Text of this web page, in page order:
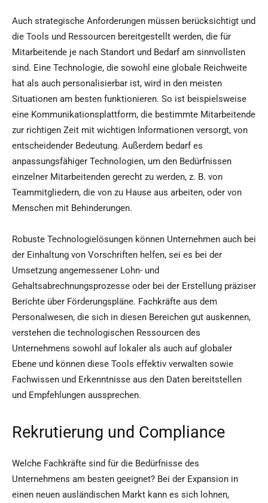
Auch strategische Anforderungen müssen berücksichtigt und
die Tools und Ressourcen bereitgestellt werden, die für
Mitarbeitende je nach Standort und Bedarf am sinnvollsten
sind. Eine Technologie, die sowohl eine globale Reichweite
hat als auch personalisierbar ist, wird in den meisten
Situationen am besten funktionieren. So ist beispielsweise
eine Kommunikationsplattform, die bestimmte Mitarbeitende
zur richtigen Zeit mit wichtigen Informationen versorgt, von
entscheidender Bedeutung. Außerdem bedarf es
anpassungsfähiger Technologien, um den Bedürfnissen
einzelner Mitarbeitenden gerecht zu werden, z. B. von
Teammitgliedern, die von zu Hause aus arbeiten, oder von
Menschen mit Behinderungen.
Robuste Technologielösungen können Unternehmen auch bei
der Einhaltung von Vorschriften helfen, sei es bei der
Umsetzung angemessener Lohn- und
Gehaltsabrechnungsprozesse oder bei der Erstellung präziser
Berichte über Förderungspläne. Fachkräfte aus dem
Personalwesen, die sich in diesen Bereichen gut auskennen,
verstehen die technologischen Ressourcen des
Unternehmens sowohl auf lokaler als auch auf globaler
Ebene und können diese Tools effektiv verwalten sowie
Fachwissen und Erkenntnisse aus den Daten bereitstellen
und Empfehlungen aussprechen.
Rekrutierung und Compliance
Welche Fachkräfte sind für die Bedürfnisse des
Unternehmens am besten geeignet? Bei der Expansion in
einen neuen ausländischen Markt kann es sich lohnen,